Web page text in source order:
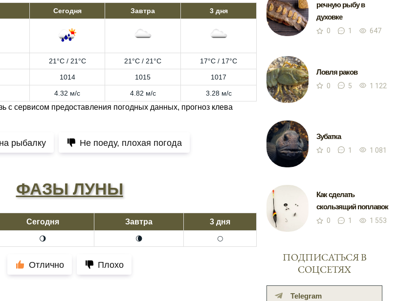
Сегодня Завтра 3 дня
21°C / 21°C 21°C / 21°C 17°C / 17°C
1014 1015 1017
4.32 м/с 4.82 м/с 3.28 м/с
с сервисом предоставления погодных данных, прогноз клева
рыбалку Не поеду, плохая погода
ФАЗЫ ЛУНЫ
Сегодня Завтра 3 дня
🌖 🌘 🌕
Отлично Плохо
речную рыбу в
духовке
0 1 647
Ловля раков
0 5 1 122
Зубатка
0 1 1 081
Как сделать
скользящий поплавок
0 1 1 553
ПОДПИСАТЬСЯ В
СОЦСЕТЯХ
Telegram